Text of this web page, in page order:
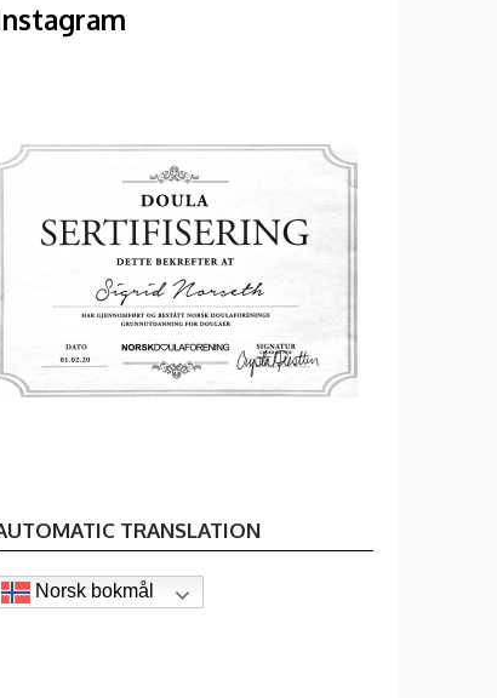
TRANSLATION
Norsk bokmål